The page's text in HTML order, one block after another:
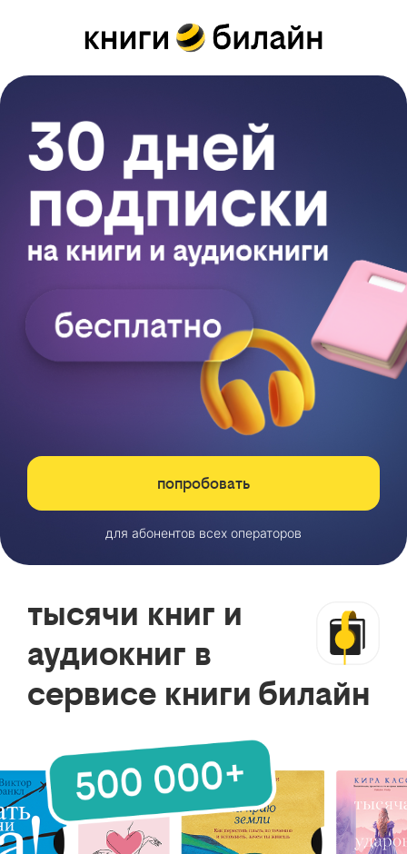
попробовать
для абонентов всех операторов
тысячи книг и
аудиокниг в
сервисе книги билайн